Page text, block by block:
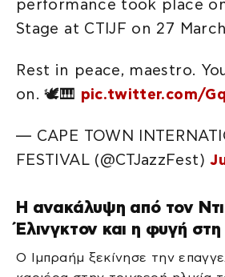
performance took place
Stage at CTIJF on 27
Rest in peace, maestro.
on. 🕊️🎹 pic.twitter.com/
— CAPE TOWN
FESTIVAL (@CTJazzFest)
Η ανακάλυψη από τον
Έλινγκτον και η φυγή
Ο Ιμπραήμ ξεκίνησε την